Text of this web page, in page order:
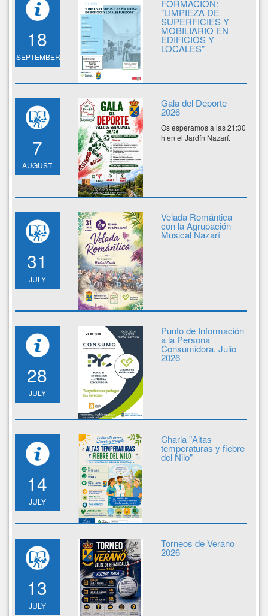
18
SEPTEMBER
FORMACIÓN:
"LIMPIEZA DE
SUPERFICIES Y
MOBILIARIO EN
EDIFICIOS Y
LOCALES"
7
AUGUST
Gala del Deporte
2026
Os esperamos a las 21:30
h en el Jardín Nazarí.
31
JULY
Velada Romántica
con la Agrupación
Musical Nazarí
28
JULY
Punto de Información
a la Persona
Consumidora. Julio
2026
14
JULY
Charla "Altas
temperaturas y fiebre
del Nilo"
13
JULY
Torneos de Verano
2026